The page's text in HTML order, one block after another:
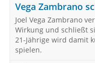
Vega Zambrano
Joel Vega Zambrano
Wirkung und schließt
21-Jährige wird damit
spielen.